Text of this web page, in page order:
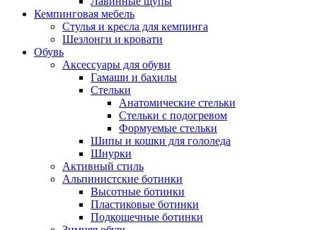
Кемпинговая мебель
Стулья и кресла для кемпинга
Шезлонги и кровати
Обувь
Аксессуары для обуви
Гамаши и бахилы
Стельки
Анатомические стельки
Стельки с подогревом
Формуемые стельки
Шипы и кошки для гололеда
Шнурки
Активный стиль
Альпинистские ботинки
Высотные ботинки
Пластиковые ботинки
Подкошечные ботинки